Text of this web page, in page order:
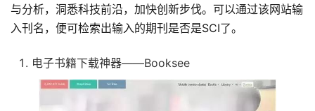
与分析，洞悉科技前沿，加快创新步伐。可以通过该网站输
入刊名，便可检索出输入的期刊是否是SCI了。
电子书籍下载神器——Booksee